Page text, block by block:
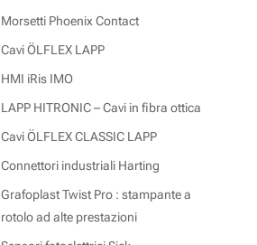
Morsetti Phoenix Contact
Cavi ÖLFLEX LAPP
HMI iRis IMO
LAPP HITRONIC – Cavi in fibra ottica
Cavi ÖLFLEX CLASSIC LAPP
Connettori industriali Harting
Grafoplast Twist Pro : stampante a
rotolo ad alte prestazioni